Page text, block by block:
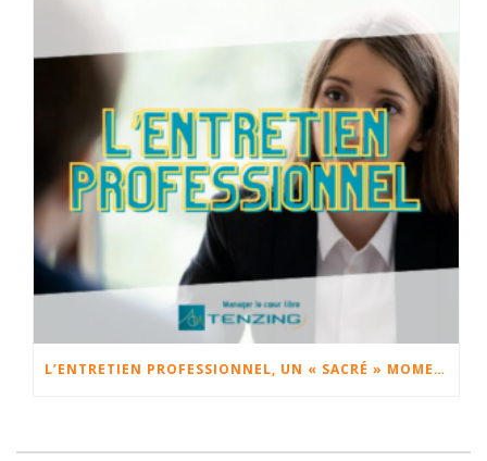
L’ENTRETIEN PROFESSIONNEL, UN « SACRÉ » MOMENT.